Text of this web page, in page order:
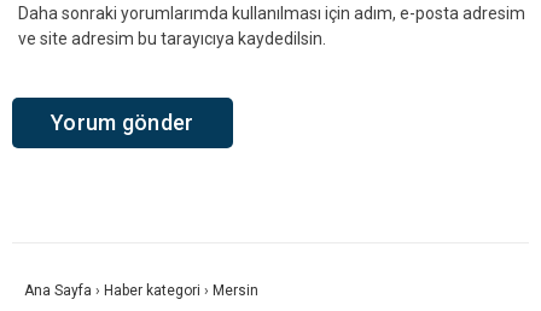
Daha sonraki yorumlarımda kullanılması için adım, e-posta adresim
ve site adresim bu tarayıcıya kaydedilsin.
Ana Sayfa › Haber kategori › Mersin